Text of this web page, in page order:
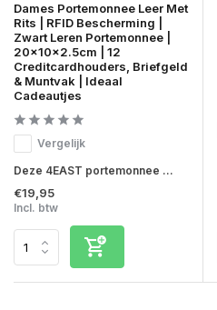
Dames Portemonnee Leer Met
Rits | RFID Bescherming |
Zwart Leren Portemonnee |
20x10x2.5cm | 12
Creditcardhouders, Briefgeld
& Muntvak | Ideaal
Cadeautjes
Vergelijk
Deze 4EAST portemonnee ...
€19,95
Incl. btw